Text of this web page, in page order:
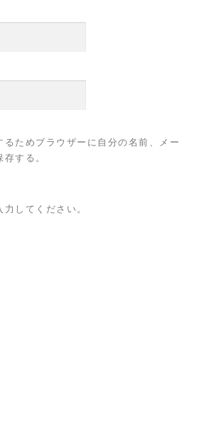
ためブラウザーに自分の名前、メー
する。
してください。